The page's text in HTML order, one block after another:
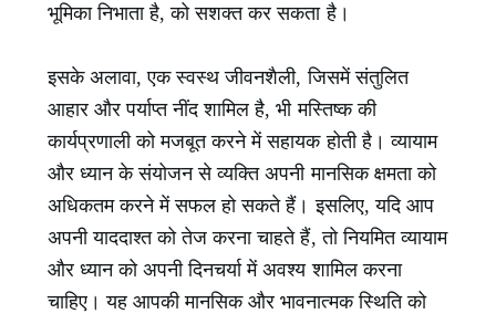
भूमिका निभाता है, को सशक्त कर सकता है।
इसके अलावा, एक स्वस्थ जीवनशैली, जिसमें संतुलित
आहार और पर्याप्त नींद शामिल है, भी मस्तिष्क की
कार्यप्रणाली को मजबूत करने में सहायक होती है। व्यायाम
और ध्यान के संयोजन से व्यक्ति अपनी मानसिक क्षमता को
अधिकतम करने में सफल हो सकते हैं। इसलिए, यदि आप
अपनी याददाश्त को तेज करना चाहते हैं, तो नियमित व्यायाम
और ध्यान को अपनी दिनचर्या में अवश्य शामिल करना
चाहिए। यह आपकी मानसिक और भावनात्मक स्थिति को